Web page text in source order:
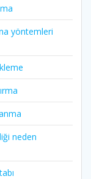
yöntemleri
neden